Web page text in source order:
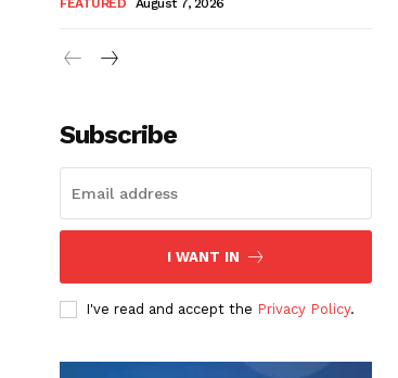
Subscribe
I WANT IN
I've read and accept the Privacy Policy.